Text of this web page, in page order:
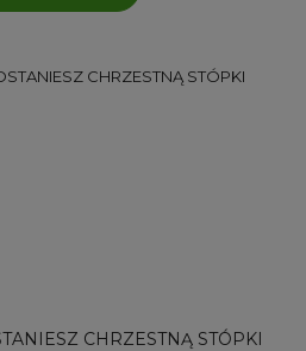
CHRZESTNĄ STÓPKI